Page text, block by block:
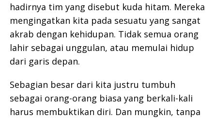
hadirnya tim yang disebut kuda hitam. Mereka
mengingatkan kita pada sesuatu yang sangat
akrab dengan kehidupan. Tidak semua orang
lahir sebagai unggulan, atau memulai hidup
dari garis depan.
Sebagian besar dari kita justru tumbuh
sebagai orang-orang biasa yang berkali-kali
harus membuktikan diri. Dan mungkin, tanpa